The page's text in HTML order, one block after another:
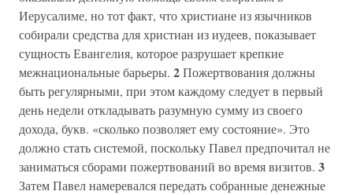
Иерусалиме, но тот факт, что христиане из язычников
собирали средства для христиан из иудеев, показывает
сущность Евангелия, которое разрушает крепкие
межнациональные барьеры. 2Пожертвования должны
быть регулярными, при этом каждому следует в первый
день недели откладывать разумную сумму из своего
дохода, букв. «сколько позволяет ему состояние». Это
должно стать системой, поскольку Павел предпочитал не
заниматься сборами пожертвований во время визитов. 3
Затем Павел намеревался передать собранные денежные